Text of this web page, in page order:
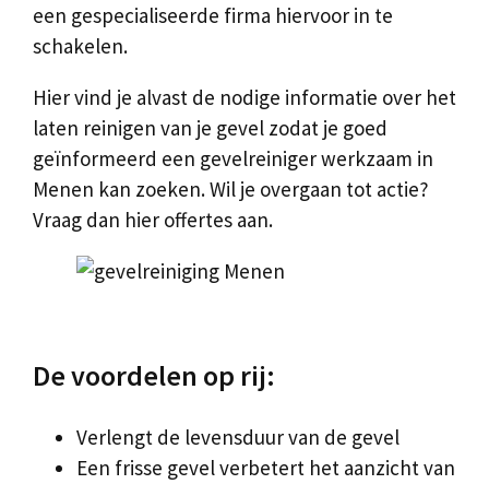
een gespecialiseerde firma hiervoor in te
schakelen.
Hier vind je alvast de nodige informatie over het
laten reinigen van je gevel zodat je goed
geïnformeerd een gevelreiniger werkzaam in
Menen kan zoeken. Wil je overgaan tot actie?
Vraag dan hier offertes aan.
De voordelen op rij:
Verlengt de levensduur van de gevel
Een frisse gevel verbetert het aanzicht van